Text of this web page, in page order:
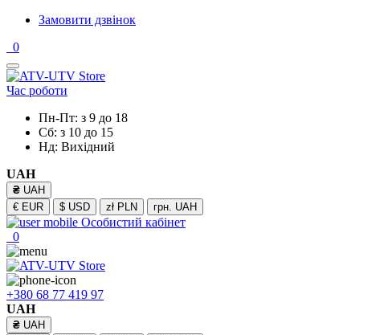
Замовити дзвінок
0
Час роботи
Пн-Пт: з 9 до 18
Сб: з 10 до 15
Нд: Вихідний
UAH
₴ UAH
€ EUR $ USD zł PLN грн. UAH
Особистий кабінет
0
+380 68 77 419 97
UAH
₴ UAH